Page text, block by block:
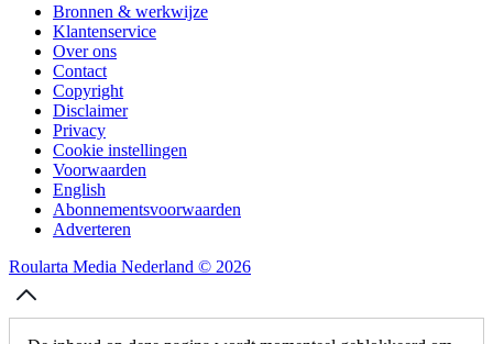
Bronnen & werkwijze
Klantenservice
Over ons
Contact
Copyright
Disclaimer
Privacy
Cookie instellingen
Voorwaarden
English
Abonnementsvoorwaarden
Adverteren
Roularta Media Nederland © 2026